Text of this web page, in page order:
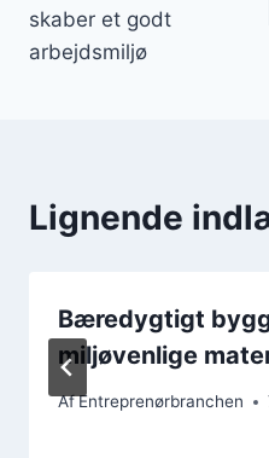
skaber et godt
arbejdsmiljø
Lignende
Bæredygtigt
miljøvenlige
AfEntreprenørbranchen